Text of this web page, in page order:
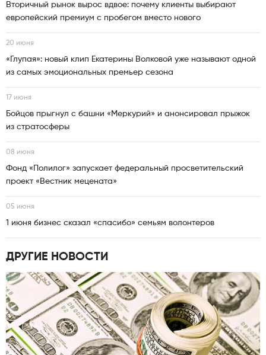
Вторичный рынок вырос вдвое: почему клиенты выбирают
европейский премиум с пробегом вместо нового
20 июня
«Глупая»: новый клип Екатерины Волковой уже называют одной
из самых эмоциональных премьер сезона
17 июня
Бойцов прыгнул с башни «Меркурий» и анонсировал прыжок
из стратосферы
08 июня
Фонд «Полилог» запускает федеральный просветительский
проект «Вестник мецената»
05 июня
1 июня бизнес сказал «спасибо» семьям волонтеров
ДРУГИЕ НОВОСТИ